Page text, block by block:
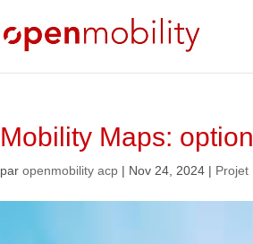
Mobility Maps:
paropenmobility acp | Nov 24, 2024 | Projet